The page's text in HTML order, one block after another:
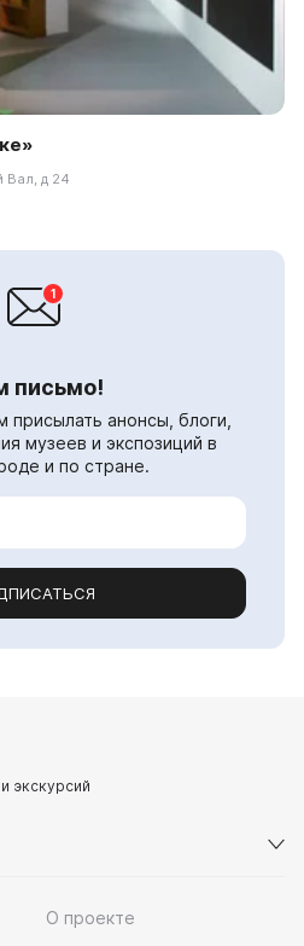
Вал, д 24
письмо!
анонсы, блоги,
музеев и экспозиций в
и по стране.
экскурсий
О проекте